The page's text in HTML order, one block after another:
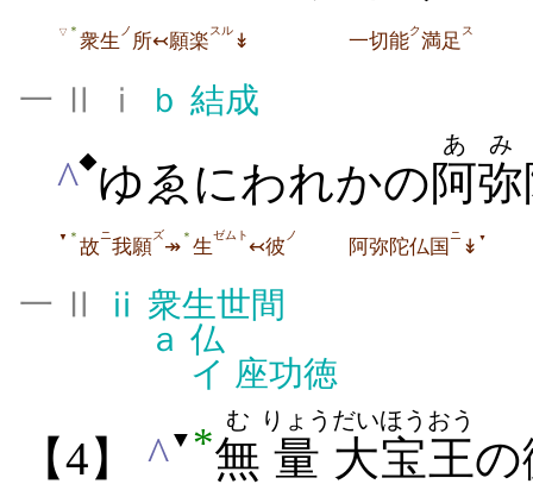
▽ ＊ 衆生 ノ 所↢願楽スル ↡ 一切能ク満足 ス
一 Ⅱ ⅰ ｂ 結成
^◆ゆゑにわれかの阿
あみ
▼ ＊ 故ニ我願ズ↠ ＊ 生ゼムト↢彼 ノ 阿弥陀仏国 ニ ↡ ▼
一 Ⅱ ⅱ 衆生世間
ａ 仏
イ 座功徳
【4】 ^▼ *無
む
量
りょう
大
だい
宝王
ほうおう
の